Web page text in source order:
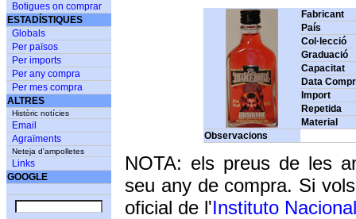
Botigues on comprar
ESTADÍSTIQUES
Globals
Per països
Per imports
Per any compra
Per mes compra
ALTRES
Històric notícies
Email
Agraïments
Neteja d'ampolletes
Links
GOOGLE
Fabricant
País
Col·lecció
Graduació
Capacitat
Data
Import
Repetida
Material
Observacions
NOTA: els preus de les
seu any de compra. Si
oficial de l'Instituto